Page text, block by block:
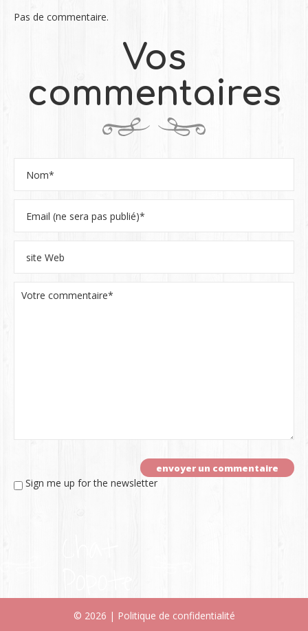
Pas de commentaire.
Vos
commentaires
Sign me up for the newsletter
© 2026 | Politique de confidentialité